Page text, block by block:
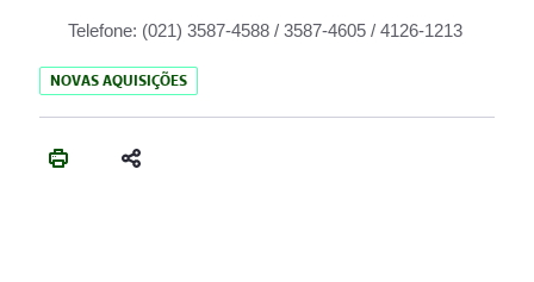
Telefone: (021) 3587-4588 / 3587-4605 / 4126-1213
NOVAS AQUISIÇÕES